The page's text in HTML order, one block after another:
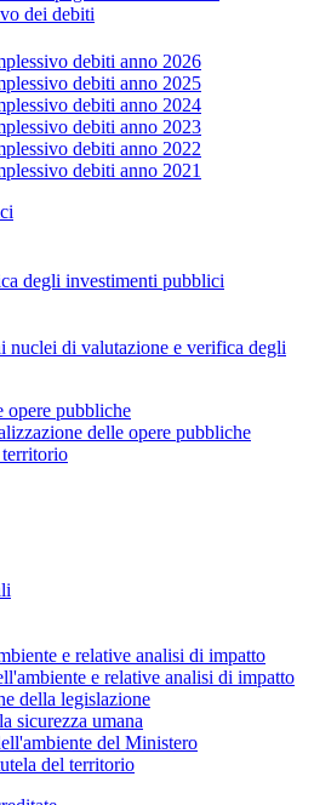
dei debiti
debiti anno 2026
debiti anno 2025
debiti anno 2024
debiti anno 2023
debiti anno 2022
debiti anno 2021
degli investimenti pubblici
nuclei di valutazione e verifica degli
opere pubbliche
delle opere pubbliche
e relative analisi di impatto
e relative analisi di impatto
della legislazione
sicurezza umana
del Ministero
del territorio